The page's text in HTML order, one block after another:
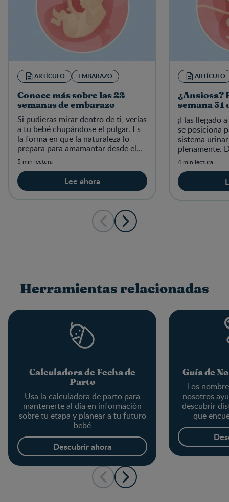
ARTÍCULO EMBARAZO
Conoce más sobre las 22
semanas de embarazo
Si pudieras mirar dentro de ti, verías
a tu bebé chupándose el pulgar. Es
la forma en que la naturaleza lo
prepara para amamantar desde el
nacimiento. Emociónate y lee más
5 min lectura
Lee ahora
ARTÍCULO
¿Ansiosa?
semana 31
¡Has llegado
se posiciona
sistema
plenamente.
de tu cuerpo
4 min lectura
Herramientas relacionadas
Calculadora de Fecha de
Parto
Usa la calculadora de parto para
mantenerte al día en información
sobre tu etapa y planear a tu futuro
bebé
Descubrir ahora
Guía de
Los
nosotros
descubrir
que